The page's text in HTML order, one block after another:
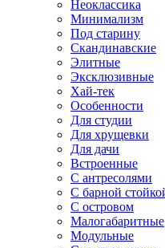
Неоклассика
Минимализм
Под старину
Скандинавские
Элитные
Эксклюзивные
Хай-тек
Особенности
Для студии
Для хрущевки
Для дачи
Встроенные
С антресолями
С барной
С островом
Малогабаритные
Модульные